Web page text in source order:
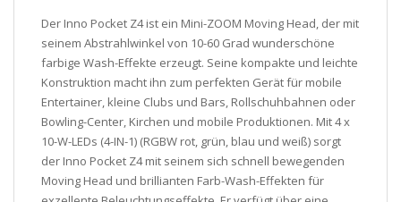
Der Inno Pocket Z4 ist ein Mini-ZOOM Moving Head, der mit
seinem Abstrahlwinkel von 10-60 Grad wunderschöne
farbige Wash-Effekte erzeugt. Seine kompakte und leichte
Konstruktion macht ihn zum perfekten Gerät für mobile
Entertainer, kleine Clubs und Bars, Rollschuhbahnen oder
Bowling-Center, Kirchen und mobile Produktionen. Mit 4 x
10-W-LEDs (4-IN-1) (RGBW rot, grün, blau und weiß) sorgt
der Inno Pocket Z4 mit seinem sich schnell bewegenden
Moving Head und brillianten Farb-Wash-Effekten für